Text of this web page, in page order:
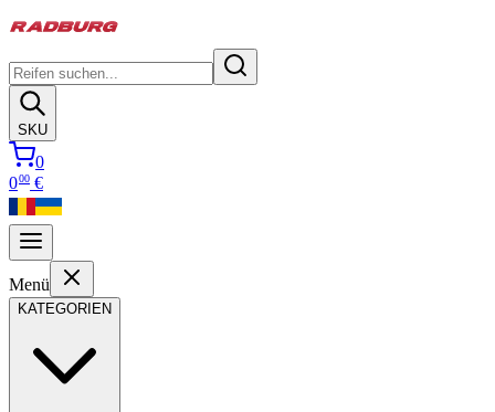
SKU
0
000 €
Menü
KATEGORIEN